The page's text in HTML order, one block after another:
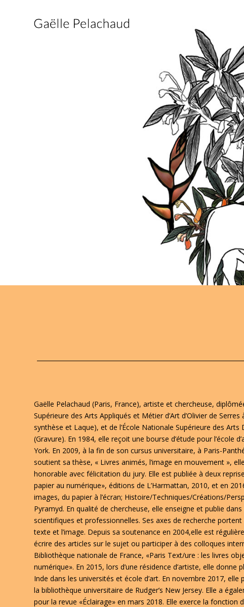
Gaëlle Pelachaud (Paris, France), artiste et chercheuse,
Supérieure des Arts Appliqués et Métier d’Art d’Olivier de
synthèse et Laque), et de l’École Nationale Supérieure des Arts
(Gravure). En 1984, elle reçoit une bourse d’étude pour l’école
York. En 2009, à la fin de son cursus universitaire, à Paris-
soutient sa thèse, « Livres animés, l’image en mouvement »,
honorable avec félicitation du jury. Elle est publiée à deux
papier au numérique», éditions de L’Harmattan, 2010, et en
images, du papier à l’écran; Histoire/Techniques/Créations/
Pyramyd. En qualité de chercheuse, elle enseigne et publie
scientifiques et professionnelles. Ses axes de recherche
texte et l’image. Depuis sa soutenance en 2004,elle est
écrire des articles sur le sujet ou participer à des colloques
Bibliothèque nationale de France, «Paris Text/ure : les livres
numérique». En 2015, lors d’une résidence d’artiste, elle donne
Inde dans les universités et école d’art. En novembre 2017, elle
la bibliothèque universitaire de Rudger’s New Jersey. Elle a
pour la revue «Éclairage» en mars 2018. Elle exerce la fonction